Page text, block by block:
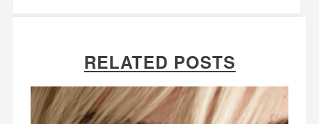
RELATED POSTS